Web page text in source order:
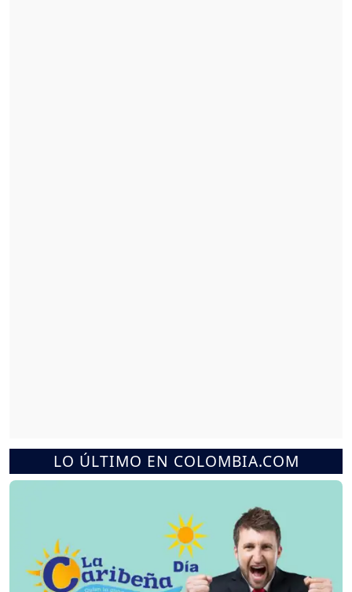
LO ÚLTIMO EN COLOMBIA.COM